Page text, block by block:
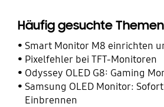
Häufig gesuchte Themen
Smart Monitor M8 einrichten
Pixelfehler bei TFT-Monitoren
Odyssey OLED G8: Gaming
Samsung OLED Monitor:
Einbrennen